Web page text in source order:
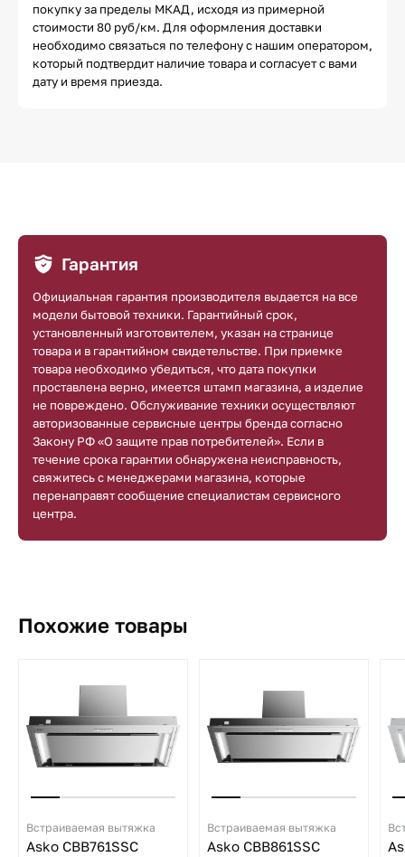
покупку за пределы МКАД, исходя из примерной
стоимости 80 руб/км. Для оформления доставки
необходимо связаться по телефону с нашим оператором,
который подтвердит наличие товара и согласует с вами
дату и время приезда.
Гарантия
Официальная гарантия производителя выдается на все
модели бытовой техники. Гарантийный срок,
установленный изготовителем, указан на странице
товара и в гарантийном свидетельстве. При приемке
товара необходимо убедиться, что дата покупки
проставлена верно, имеется штамп магазина, а изделие
не повреждено. Обслуживание техники осуществляют
авторизованные сервисные центры бренда согласно
Закону РФ «О защите прав потребителей». Если в
течение срока гарантии обнаружена неисправность,
свяжитесь с менеджерами магазина, которые
перенаправят сообщение специалистам сервисного
центра.
Похожие товары
Встраиваемая вытяжка
Asko CBB761SSC
Встраиваемая вытяжка
Asko CBB861SSC